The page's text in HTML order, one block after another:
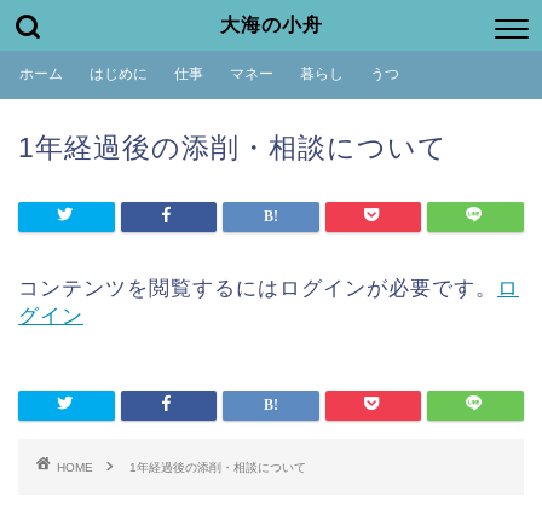
大海の小舟
ホーム はじめに 仕事 マネー 暮らし うつ
1年経過後の添削・相談について
コンテンツを閲覧するにはログインが必要です。
ロ
グイン
HOME 1年経過後の添削・相談について